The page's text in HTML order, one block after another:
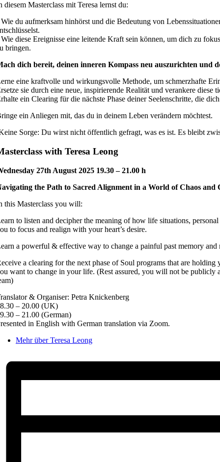
diesem Masterclass mit Teresa lernst du:
Wie du aufmerksam hinhörst und die Bedeutung von
Wie diese Ereignisse eine leitende Kraft sein können, um dich zu
bringen.
dich bereit, deinen inneren Kompass neu auszurichten und
eine kraftvolle und wirkungsvolle Methode, um schmerzhafte
sie durch eine neue, inspirierende Realität und verankere diese
ein Clearing für die nächste Phase deiner Seelenschritte, die
ein Anliegen mit, das du in deinem Leben verändern möchtest.
Sorge: Du wirst nicht öffentlich gefragt, was es ist. Es bleibt
with Teresa Leong
27th August 2025 19.30 – 21.00 h
the Path to Sacred Alignment in a World of Chaos and
this Masterclass you will:
to listen and decipher the meaning of how life situations,
to focus and realign with your heart’s desire.
a powerful & effective way to change a painful past memory
a clearing for the next phase of Soul programs that are
want to change in your life. (Rest assured, you will not be
& Organiser: Petra Knickenberg
– 20.00 (UK)
– 21.00 (German)
in English with German translation via Zoom.
Mehr über Teresa Leong